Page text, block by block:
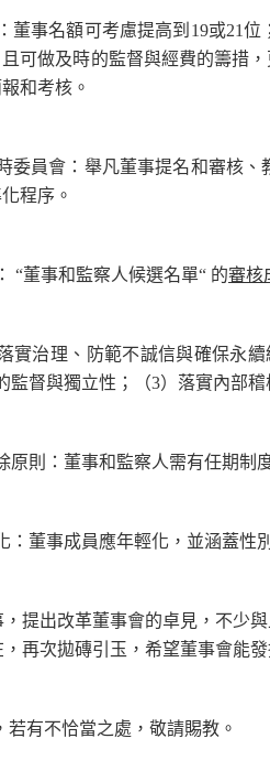
董事名額可考慮提高到19或21
且可做及時的監督與經費的籌措
報和考核。
委員會：舉凡董事提名和審核
化程序。
“董事和監察人候選名單“ 的審核
實治理、防範不誠信與確保永
監督與獨立性；（3）落實內部稽
原則：董事和監察人需有任期
：董事成員應年輕化，並涵蓋
出改革董事會的卓見，不少與
再次拋磚引玉，希望董事會能
有不恰當之處，敬請賜教。